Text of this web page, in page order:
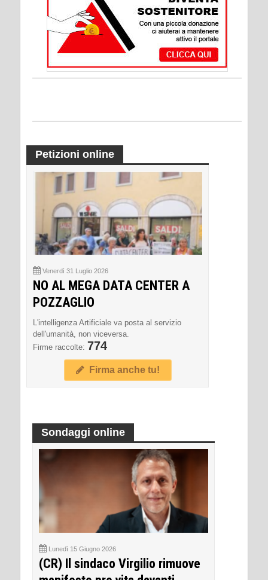
Petizioni online
Venerdì 31 Luglio 2026
NO AL MEGA DATA CENTER A
POZZAGLIO
L'intelligenza Artificiale va posta al servizio
dell'umanità, non viceversa.
Firme raccolte: 774
Firma anche tu!
Sondaggi online
Lunedì 15 Giugno 2026
(CR) Il sindaco Virgilio rimuove